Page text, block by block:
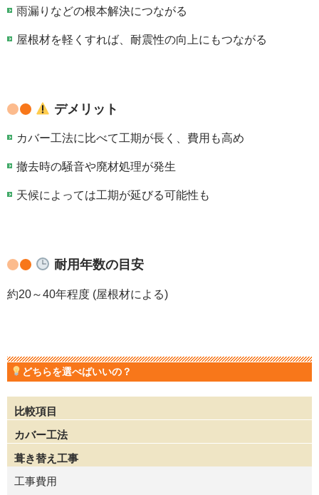
雨漏りなどの根本解決につながる
屋根材を軽くすれば、耐震性の向上にもつながる
デメリット
カバー工法に比べて工期が長く、費用も高め
撤去時の騒音や廃材処理が発生
天候によっては工期が延びる可能性も
耐用年数の目安
約20～40年程度 (屋根材による)
どちらを選べばいいの？
比較項目
カバー工法
葺き替え工事
工事費用